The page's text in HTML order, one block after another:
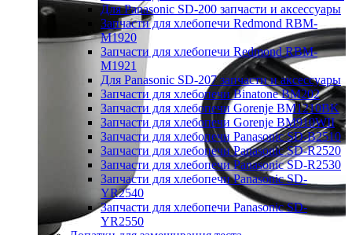
Для Panasonic SD-200 запчасти и аксессуары
Запчасти для хлебопечи Redmond RBM-
M1920
Запчасти для хлебопечи Redmond RBM-
M1921
Для Panasonic SD-207 запчасти и аксессуары
Запчасти для хлебопечи Binatone BM202
Запчасти для хлебопечи Gorenje BM1210BK
Запчасти для хлебопечи Gorenje BM910WII
Запчасти для хлебопечи Panasonic SD-B2510
Запчасти для хлебопечи Panasonic SD-R2520
Запчасти для хлебопечи Panasonic SD-R2530
Запчасти для хлебопечи Panasonic SD-
YR2540
Запчасти для хлебопечи Panasonic SD-
YR2550